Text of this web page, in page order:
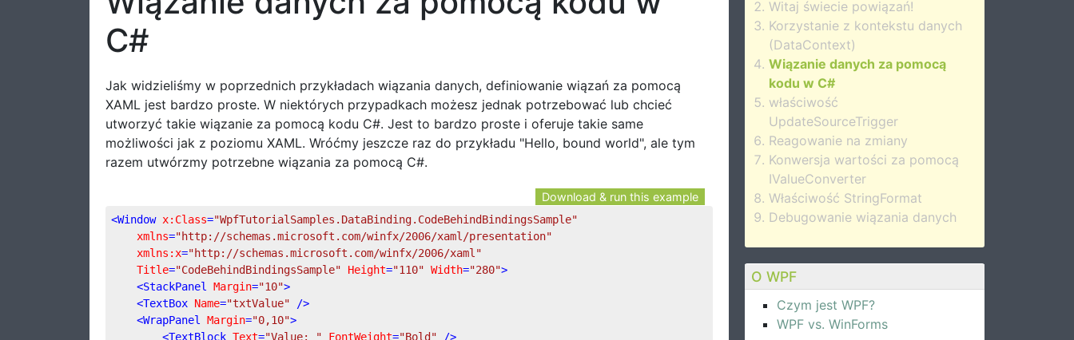
Witaj świecie powiązań!
Korzystanie z kontekstu danych
(DataContext)
Wiązanie danych za pomocą
kodu w C#
właściwość
UpdateSourceTrigger
Reagowanie na zmiany
Konwersja wartości za pomocą
IValueConverter
Właściwość StringFormat
Debugowanie wiązania danych
O WPF
Czym jest WPF?
WPF vs. WinForms
C#
Jak widzieliśmy w poprzednich przykładach wiązania danych, definiowanie wiązań za pomocą
XAML jest bardzo proste. W niektórych przypadkach możesz jednak potrzebować lub chcieć
utworzyć takie wiązanie za pomocą kodu C#. Jest to bardzo proste i oferuje takie same
możliwości jak z poziomu XAML. Wróćmy jeszcze raz do przykładu "Hello, bound world", ale tym
razem utwórzmy potrzebne wiązania za pomocą C#.
Download & run this example
<Window x:Class="WpfTutorialSamples.DataBinding.CodeBehindBindingsSample"
xmlns="http://schemas.microsoft.com/winfx/2006/xaml/presentation"
xmlns:x="http://schemas.microsoft.com/winfx/2006/xaml"
Title="CodeBehindBindingsSample" Height="110" Width="280">
<StackPanel Margin="10">
<TextBox Name="txtValue" />
<WrapPanel Margin="0,10">
<TextBlock Text="Value: " FontWeight="Bold" />